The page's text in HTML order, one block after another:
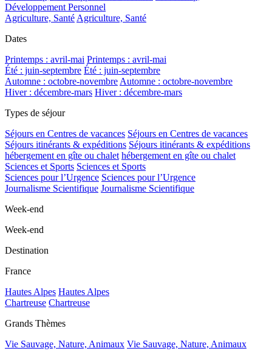
Développement Personnel
Agriculture, Santé Agriculture, Santé
Dates
Printemps : avril-mai Printemps : avril-mai
Été : juin-septembre Été : juin-septembre
Automne : octobre-novembre Automne : octobre-novembre
Hiver : décembre-mars Hiver : décembre-mars
Types de séjour
Séjours en Centres de vacances Séjours en Centres de vacances
Séjours itinérants & expéditions Séjours itinérants & expéditions
hébergement en gîte ou chalet hébergement en gîte ou chalet
Sciences et Sports Sciences et Sports
Sciences pour l’Urgence Sciences pour l’Urgence
Journalisme Scientifique Journalisme Scientifique
Week-end
Week-end
Destination
France
Hautes Alpes Hautes Alpes
Chartreuse Chartreuse
Grands Thèmes
Vie Sauvage, Nature, Animaux Vie Sauvage, Nature, Animaux